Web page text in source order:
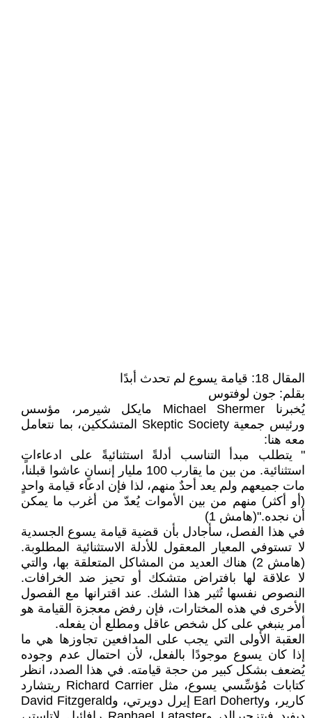
المقال 18: قيامة يسوع لم تحدث أبدًا
بقلم: جون لوفتوس
يُخبرنا Michael Shermer مايكل شيرمر، مؤسس
ورئيس جمعية Skeptic Society المتشككين، بما نتعامل
معه هنا:
" يتطلب مبدأ التناسب أدلةً استثنائيةً على ادعاءاتٍ
استثنائية. من بين ما يقارب 100 مليار إنسانٍ عاشوا قبلنا،
مات جميعهم ولم يعد أحدٌ منهم، لذا فإن ادعاء قيامة واحدٍ
(أو أكثر) منهم من بين الأموات يُعدّ من أغرب ما يمكن
أن نجده."(هامش 1)
في هذا الفصل، سأجادل بأن قضية قيامة يسوع الجسدية
لا تستوفي المعيار المعقول للأدلة الاستثنائية المطلوبة.
(هامش 2) هناك العديد من المشاكل المتعلقة بها، والتي
لا علاقة لها بافتراض متشكك أو تحيز ضد الخرافات.
النصوص نفسها تُثير هذا الشك. عند اقترانها مع الفصول
الأخرى في هذه المختارات، فإن رفض معجزة القيامة هو
أمر ينبغي على كل شخص عاقل ومطلع أن يفعله.
العقبة الأولى التي يجب على المدافعين تجاوزها هي ما
إذا كان يسوع موجودًا بالفعل، لأن احتمال عدم وجوده
يُضعف بشكل كبير من حجة قيامته. في هذا الصدد، انظر
كتابات مُؤسِّسي يسوع، مثل Richard Carrier ريتشارد
كارير، وEarl Doherty إيرل دويرتي، وDavid Fitzgerald